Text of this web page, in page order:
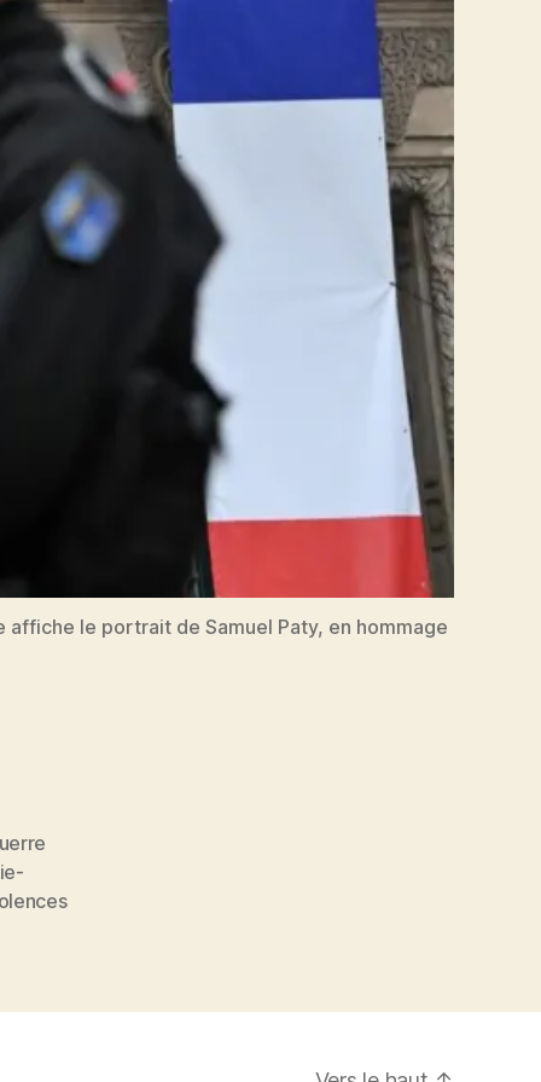
le portrait de Samuel Paty, en hommage